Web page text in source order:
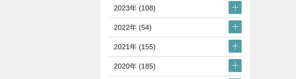
2023年 (108)
2022年 (54)
2021年 (155)
2020年 (185)